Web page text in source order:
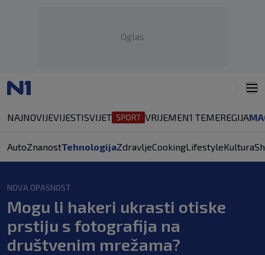
Oglas
NAJNOVIJEVIJESTISVIJET VRIJEMEN1 TEMEREGIJA
AutoZnanostTehnologijaZdravljeCookingLifestyleKultura
NOVA OPASNOST
Mogu li hakeri ukrasti otiske
prstiju s fotografija na
društvenim mrežama?